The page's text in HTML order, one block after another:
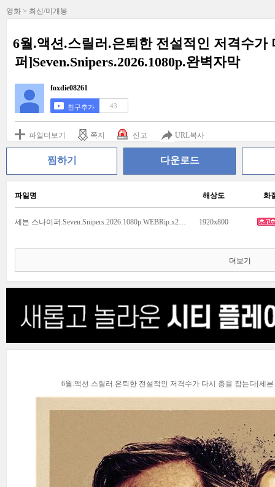
영화 > 최신/미개봉
6월.액션.스릴러.은퇴한 전설적인 저격수
퍼]Seven.Snipers.2026.1080p.완벽자막
foxdie08261
친구추가 43
파일더보기 쪽지 신고 URL복사
찜하기 다운로드
파일명 해상도 화
세븐 스나이퍼.Seven.Snipers.2026.1080p.WEBRip.x264.AAC5.1.mp4 1920x800
더보기
6월.액션.스릴러.은퇴한 전설적인 저격수가 다시 총을 잡는다[세븐